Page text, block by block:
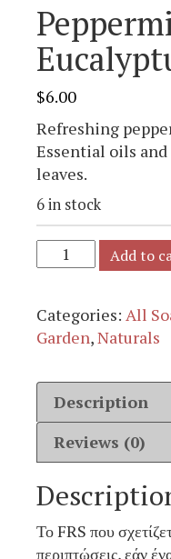
$6.00
Refreshing
Essential oils
leaves.
6 in stock
Add to
Categories: All
Garden,Naturals
Description
Reviews (0)
Το FRS που
περιπτώσεις, εάν